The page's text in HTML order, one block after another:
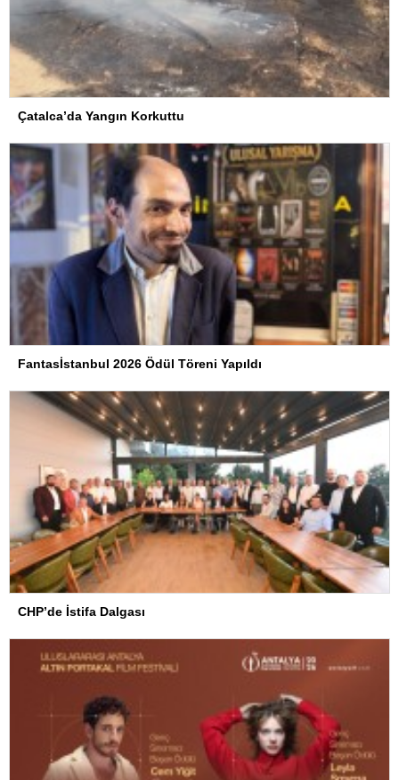
Çatalca’da Yangın Korkuttu
Fantasİstanbul 2026 Ödül Töreni Yapıldı
CHP’de İstifa Dalgası